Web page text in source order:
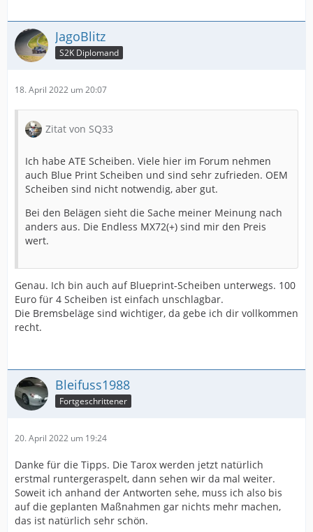
JagoBlitz
S2K Diplomand
18. April 2022 um 20:07
Zitat von SQ33
Ich habe ATE Scheiben. Viele hier im Forum nehmen
auch Blue Print Scheiben und sind sehr zufrieden. OEM
Scheiben sind nicht notwendig, aber gut.
Bei den Belägen sieht die Sache meiner Meinung nach
anders aus. Die Endless MX72(+) sind mir den Preis
wert.
Genau. Ich bin auch auf Blueprint-Scheiben unterwegs. 100
Euro für 4 Scheiben ist einfach unschlagbar.
Die Bremsbeläge sind wichtiger, da gebe ich dir vollkommen
recht.
Bleifuss1988
Fortgeschrittener
20. April 2022 um 19:24
Danke für die Tipps. Die Tarox werden jetzt natürlich
erstmal runtergeraspelt, dann sehen wir da mal weiter.
Soweit ich anhand der Antworten sehe, muss ich also bis
auf die geplanten Maßnahmen gar nichts mehr machen,
das ist natürlich sehr schön.